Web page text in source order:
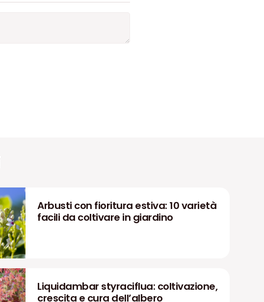
Arbusti con fioritura estiva: 10 varietà
facili da coltivare in giardino
Liquidambar styraciflua: coltivazione,
crescita e cura dell’albero